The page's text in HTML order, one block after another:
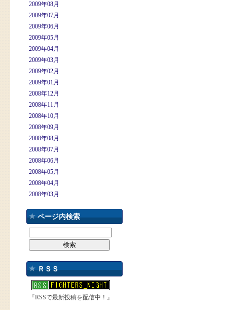
2009年08月
2009年07月
2009年06月
2009年05月
2009年04月
2009年03月
2009年02月
2009年01月
2008年12月
2008年11月
2008年10月
2008年09月
2008年08月
2008年07月
2008年06月
2008年05月
2008年04月
2008年03月
ページ内検索
ＲＳＳ
『RSSで最新投稿を配信中！』